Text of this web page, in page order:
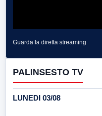
Guarda la diretta streaming
PALINSESTO TV
LUNEDI 03/08